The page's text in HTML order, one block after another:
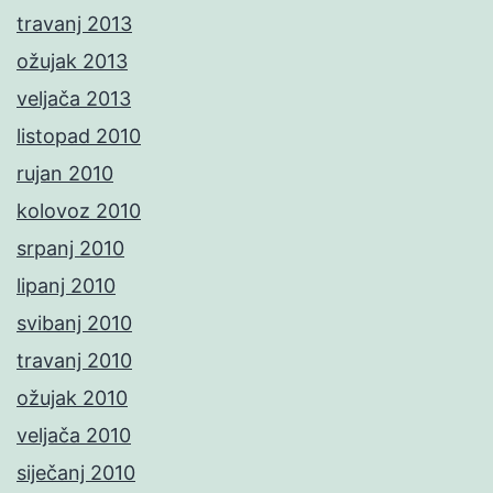
travanj 2013
ožujak 2013
veljača 2013
listopad 2010
rujan 2010
kolovoz 2010
srpanj 2010
lipanj 2010
svibanj 2010
travanj 2010
ožujak 2010
veljača 2010
siječanj 2010